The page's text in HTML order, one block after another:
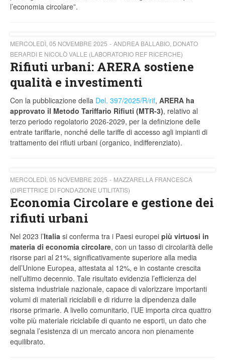
l’economia circolare”.
MERCOLEDÌ, 05 NOVEMBRE 2025
ANDREA BALLABIO, DONATO
BERARDI E NICOLÒ VALLE (LABORATORIO REF RICERCHE)
Rifiuti urbani: ARERA sostiene
qualità e investimenti
Con la pubblicazione della Del. 397/2025/R/rif, ARERA ha
approvato il Metodo Tariffario Rifiuti (MTR-3), relativo al
terzo periodo regolatorio 2026-2029, per la definizione delle
entrate tariffarie, nonché delle tariffe di accesso agli impianti di
trattamento dei rifiuti urbani (organico, indifferenziato).
MERCOLEDÌ, 05 NOVEMBRE 2025
MAZZARELLA FRANCESCA
(DIRETTRICE DI FONDAZIONE UTILITATIS)
Economia Circolare e gestione dei
rifiuti urbani
Nel 2023 l’Italia si conferma tra i Paesi europei più virtuosi in
materia di economia circolare, con un tasso di circolarità delle
risorse pari al 21%, significativamente superiore alla media
dell’Unione Europea, attestata al 12%, e in costante crescita
nell’ultimo decennio. Tale risultato evidenzia l’efficienza del
sistema industriale nazionale, capace di valorizzare importanti
volumi di materiali riciclabili e di ridurre la dipendenza dalle
risorse primarie. A livello comunitario, l’UE importa circa quattro
volte più materiale riciclabile di quanto ne esporti, un dato che
segnala l’esistenza di un mercato ancora non pienamente
equilibrato.